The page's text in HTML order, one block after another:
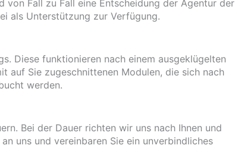
von Fall zu Fall eine Entscheidung der Agentur der
als Unterstützung zur Verfügung.
Diese funktionieren nach einem ausgeklügelten
auf Sie zugeschnittenen Modulen, die sich nach
werden.
Bei der Dauer richten wir uns nach Ihnen und
uns und vereinbaren Sie ein unverbindliches